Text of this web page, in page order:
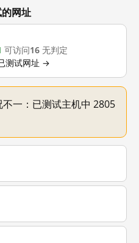
网址
可访问16 无判定
测试网址 →
一：已测试主机中 2805